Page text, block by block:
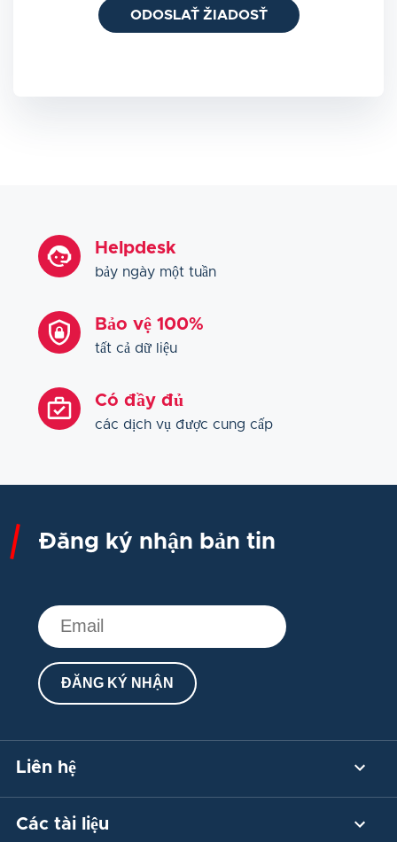
ODOSLAŤ ŽIADOSŤ
Helpdesk
bảy ngày một tuần
Bảo vệ 100%
tất cả dữ liệu
Có đầy đủ
các dịch vụ được cung cấp
Đăng ký nhận bản tin
ĐĂNG KÝ NHẬN
Liên hệ
Liên hệ
Các tài liệu